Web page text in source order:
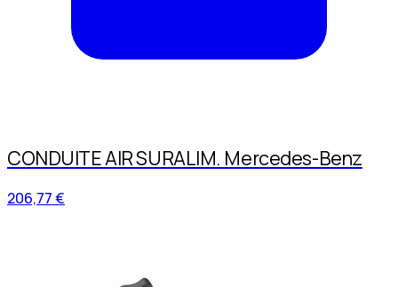
CONDUITE AIR SURALIM. Mercedes-Benz
206,77 €